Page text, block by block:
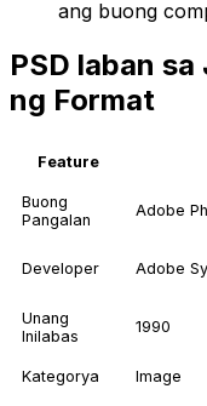
ang buong
PSD laban
ng Format
Feature
Buong
Pangalan
Adobe
Developer Adobe
Unang
Inilabas
1990
Kategorya Image